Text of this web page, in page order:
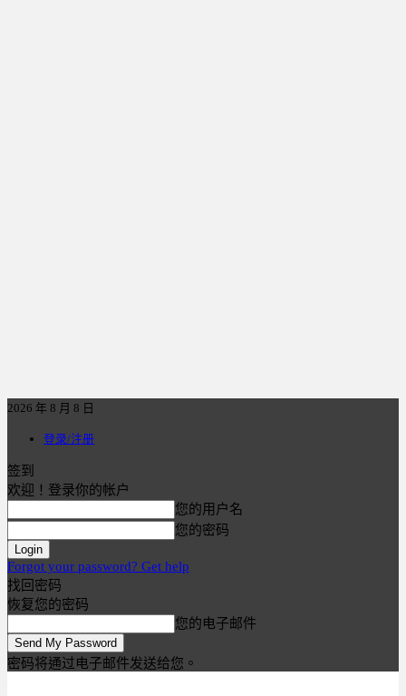
2026 年 8 月 8 日
登录/注册
签到
欢迎！登录你的帐户
您的用户名
您的密码
Forgot your password? Get help
找回密码
恢复您的密码
您的电子邮件
密码将通过电子邮件发送给您。